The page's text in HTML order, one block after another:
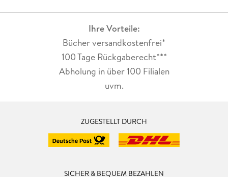
Ihre Vorteile:
Bücher versandkostenfrei*
100 Tage Rückgaberecht***
Abholung in über 100 Filialen
uvm.
ZUGESTELLT DURCH
SICHER & BEQUEM BEZAHLEN